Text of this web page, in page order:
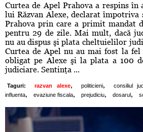
Curtea de Apel Prahova a respins în
lui Răzvan Alexe, declarat
Prahova prin care a primit mandat
pentru 29 de zile. Mai mult, dacă
nu au dispus şi plata cheltuielilor
Curtea de Apel nu au mai fost la
obligat pe Alexe şi la plata a 100
judiciare. Sentinţa ...
Taguri: razvan alexe, politicieni, consiliul
influenta, evaziune fiscala, prejudiciu, dosarul ,